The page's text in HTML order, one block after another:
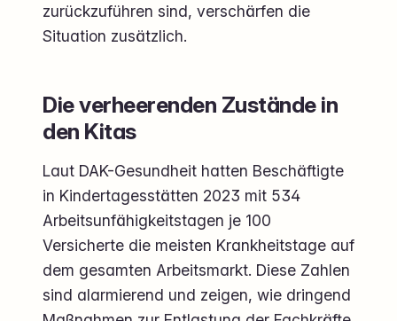
zurückzuführen sind, verschärfen die
Situation zusätzlich.
Die verheerenden Zustände in
den Kitas
Laut DAK-Gesundheit hatten Beschäftigte
in Kindertagesstätten 2023 mit 534
Arbeitsunfähigkeitstagen je 100
Versicherte die meisten Krankheitstage auf
dem gesamten Arbeitsmarkt. Diese Zahlen
sind alarmierend und zeigen, wie dringend